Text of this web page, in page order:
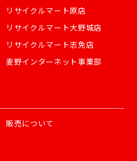
リサイクルマート原店
リサイクルマート大野城店
リサイクルマート志免店
麦野インターネット事業部
販売について